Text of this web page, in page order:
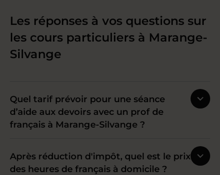
Les réponses à vos questions sur
les cours particuliers à Marange-
Silvange
Quel tarif prévoir pour une séance
d’aide aux devoirs avec un prof de
français à Marange-Silvange ?
Après réduction d'impôt, quel est le prix
des heures de français à domicile ?